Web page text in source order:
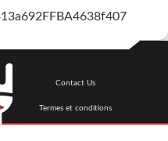
Contact Us
Termes et conditions